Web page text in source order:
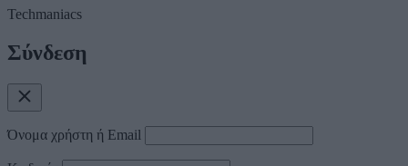
Techmaniacs
Σύνδεση
Όνομα χρήστη ή Email